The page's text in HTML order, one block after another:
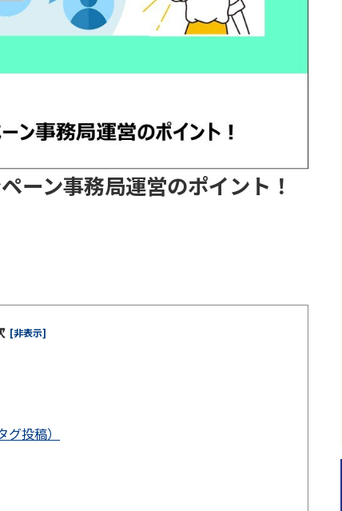
ーン事務局運営のポイント！
[非表示]
投稿）